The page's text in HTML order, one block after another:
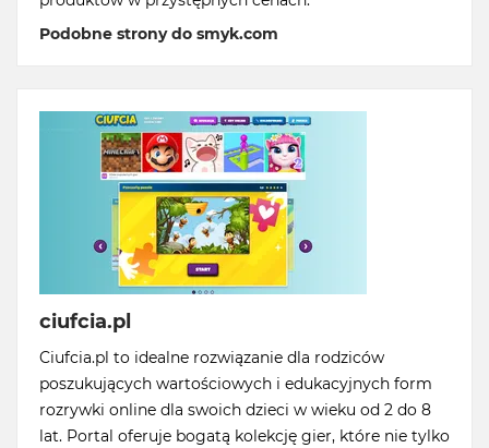
Podobne strony do smyk.com
ciufcia.pl
Ciufcia.pl to idealne rozwiązanie dla rodziców
poszukujących wartościowych i edukacyjnych form
rozrywki online dla swoich dzieci w wieku od 2 do 8
lat. Portal oferuje bogatą kolekcję gier, które nie tylko